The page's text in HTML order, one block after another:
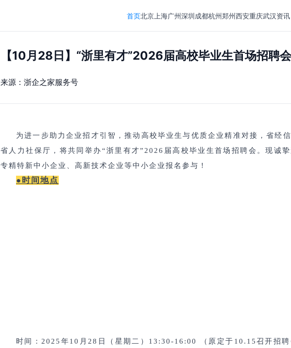
首页北京 上海广州深圳成都杭州郑州西安重庆武汉资讯
【10月28日】“浙里有才”2026届高校毕业生首场招聘会
来源： 浙企之家服务号
为进一步助力企业招才引智，推动高校毕业生与优质企业精准对接，省经信
省人力社保厅，将共同举办“浙里有才”2026 届高校毕业生首场招聘会。现诚
专精特新中小企业、高新技术企业等中小企业报名参与！
● 时间地点
时间： 2025年10月28日（星期二）13:30-16:00 （原定于10.15召开招聘